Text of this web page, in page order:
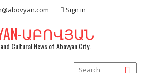
Sign in
ԱԲՈՎՅԱՆ
Cultural News of Abovyan City.